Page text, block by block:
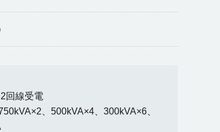
線受電
、500kVA×4、300kVA×6、